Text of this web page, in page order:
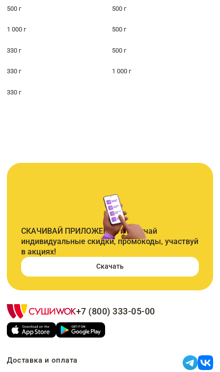
500 г 500 г
1 000 г 500 г
330 г 500 г
330 г 1 000 г
330 г
СКАЧИВАЙ ПРИЛОЖЕНИЕ и получай
индивидуальные скидки, промокоды, участвуй
в акциях!
Скачать
+7 (800) 333-05-00
Доставка и оплата